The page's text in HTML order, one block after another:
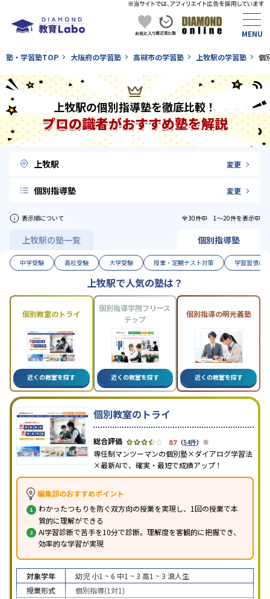
塾・学習塾TOP 大阪府の学習塾 高槻市の学習塾 上牧駅の学習塾 個
上牧駅の個別指導塾を徹底比較！
プロの識者がおすすめ塾を解説
上牧駅 変更
個別指導塾 変更
表示順について 全30件中 1〜20件を表示中
上牧駅の塾一覧 個別指導塾
中学受験 高校受験 大学受験 授業・定期テスト対策 学習習慣の
上牧駅で人気の塾は？
個別教室のトライ
近くの教室を探す
個別指導学院フリース
テップ
近くの教室を探す
個別指導の明光義塾
近くの教室を探す
個別教室のトライ
3.7 （54件） ※
専任制マンツーマンの個別塾×ダイアログ学習法
×最新AIで、確実・最短で成績アップ！
編集部のおすすめポイント
わかったつもりを防ぐ双方向の授業を実現し、1回の授業で本
質的に理解ができる
AI学習診断で苦手を10分で診断。理解度を客観的に把握でき、
効率的な学習が実現
対象学年 幼児 小1 ~ 6 中1 ~ 3 高1 ~ 3 浪人生
授業形式
個別指導(1対1)